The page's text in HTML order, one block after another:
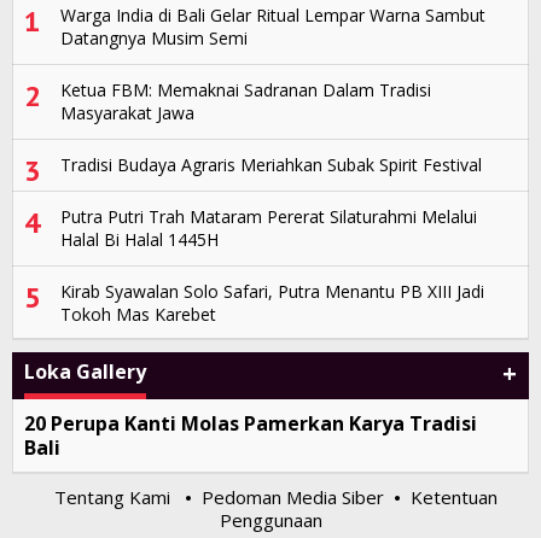
1
Warga India di Bali Gelar Ritual Lempar Warna Sambut
Datangnya Musim Semi
2
Ketua FBM: Memaknai Sadranan Dalam Tradisi
Masyarakat Jawa
3 Tradisi Budaya Agraris Meriahkan Subak Spirit Festival
4
Putra Putri Trah Mataram Pererat Silaturahmi Melalui
Halal Bi Halal 1445H
5
Kirab Syawalan Solo Safari, Putra Menantu PB XIII Jadi
Tokoh Mas Karebet
Loka Gallery +
20 Perupa Kanti Molas Pamerkan Karya Tradisi
Bali
Tentang Kami • Pedoman Media Siber• Ketentuan
Penggunaan